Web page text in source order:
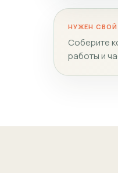
НУЖЕН
Соберите
работы и